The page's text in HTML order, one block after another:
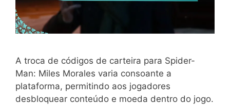
A troca de códigos de carteira para Spider-
Man: Miles Morales varia consoante a
plataforma, permitindo aos jogadores
desbloquear conteúdo e moeda dentro do jogo.